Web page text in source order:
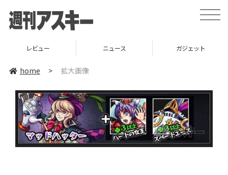
toggle
レビュー ニュース ガジェット
home > 拡大画像